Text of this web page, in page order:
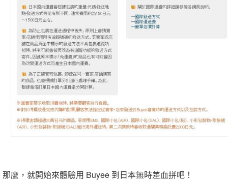
那麼，就開始來體驗用 Buyee 到日本無時差血拼吧！